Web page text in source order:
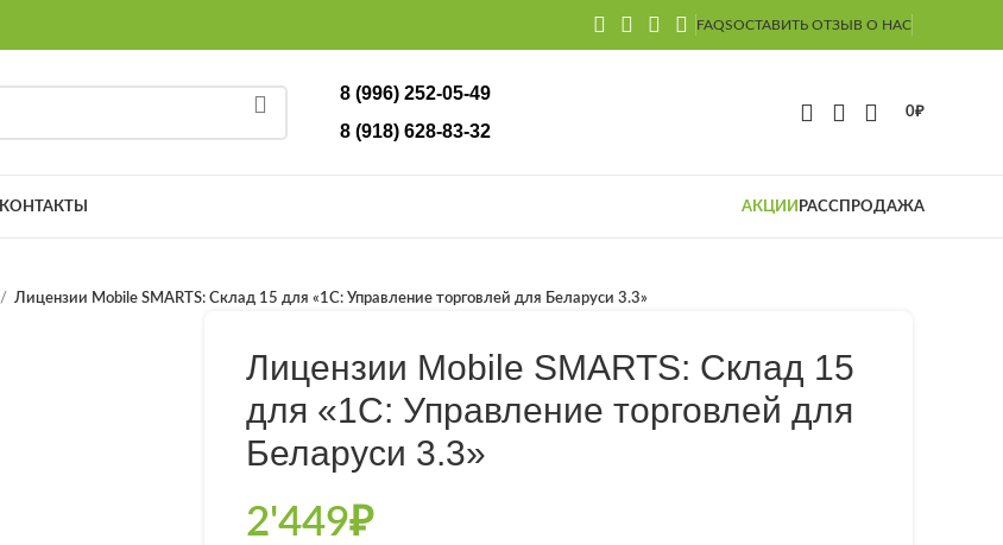
FAQSОСТАВИТЬ ОТЗЫВ О НАС
8 (996) 252-05-49
8 (918) 628-83-32
0₽
КОНТАКТЫ АКЦИИ РАССПРОДАЖА
Лицензии Mobile SMARTS: Склад 15 для «1С: Управление торговлей для Беларуси 3.3»
Лицензии Mobile SMARTS: Склад 15
для «1С: Управление торговлей для
Беларуси 3.3»
2'449₽